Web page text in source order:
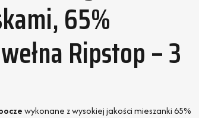
65%
Ripstop – 3
wykonane z wysokiej jakości mieszanki 65%